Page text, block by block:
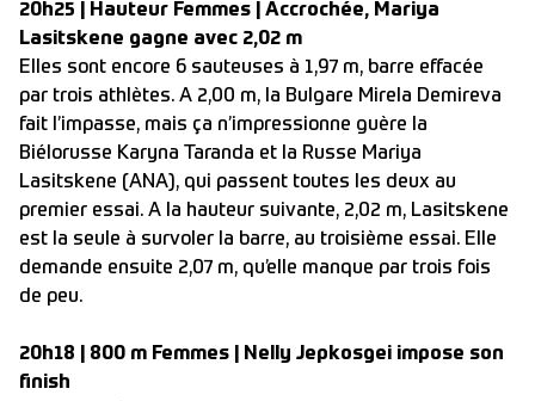
20h25 | Hauteur Femmes | Accrochée, Mariya
Lasitskene gagne avec 2,02 m
Elles sont encore 6 sauteuses à 1,97 m, barre effacée
par trois athlètes. A 2,00 m, la Bulgare Mirela Demireva
fait l’impasse, mais ça n’impressionne guère la
Biélorusse Karyna Taranda et la Russe Mariya
Lasitskene (ANA), qui passent toutes les deux au
premier essai. A la hauteur suivante, 2,02 m, Lasitskene
est la seule à survoler la barre, au troisième essai. Elle
demande ensuite 2,07 m, qu’elle manque par trois fois
de peu.
20h18 | 800 m Femmes | Nelly Jepkosgei impose son
finish